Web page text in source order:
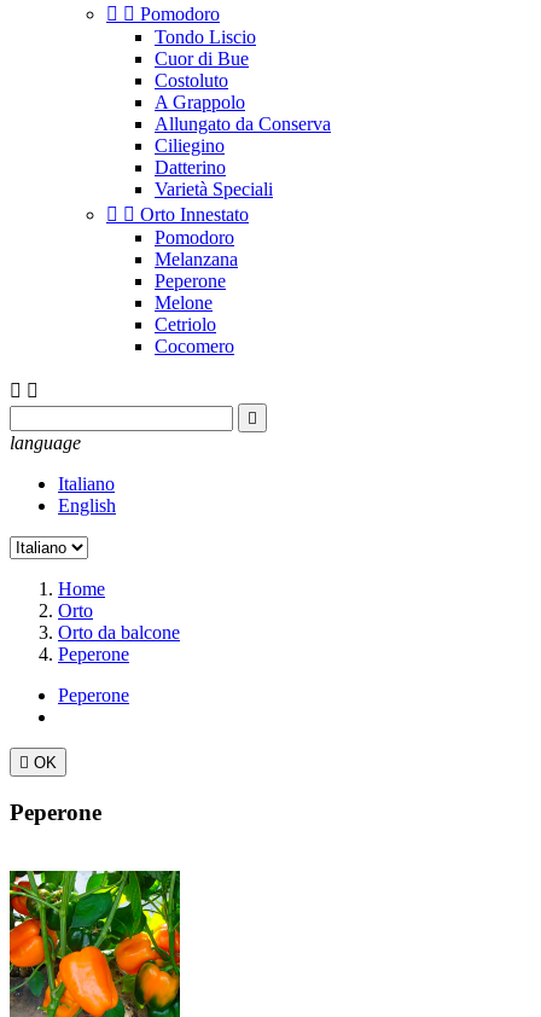
  Pomodoro
Tondo Liscio
Cuor di Bue
Costoluto
A Grappolo
Allungato da Conserva
Ciliegino
Datterino
Varietà Speciali
  Orto Innestato
Pomodoro
Melanzana
Peperone
Melone
Cetriolo
Cocomero
 

language
Italiano
English
Home
Orto
Orto da balcone
Peperone
Peperone
 OK
Peperone